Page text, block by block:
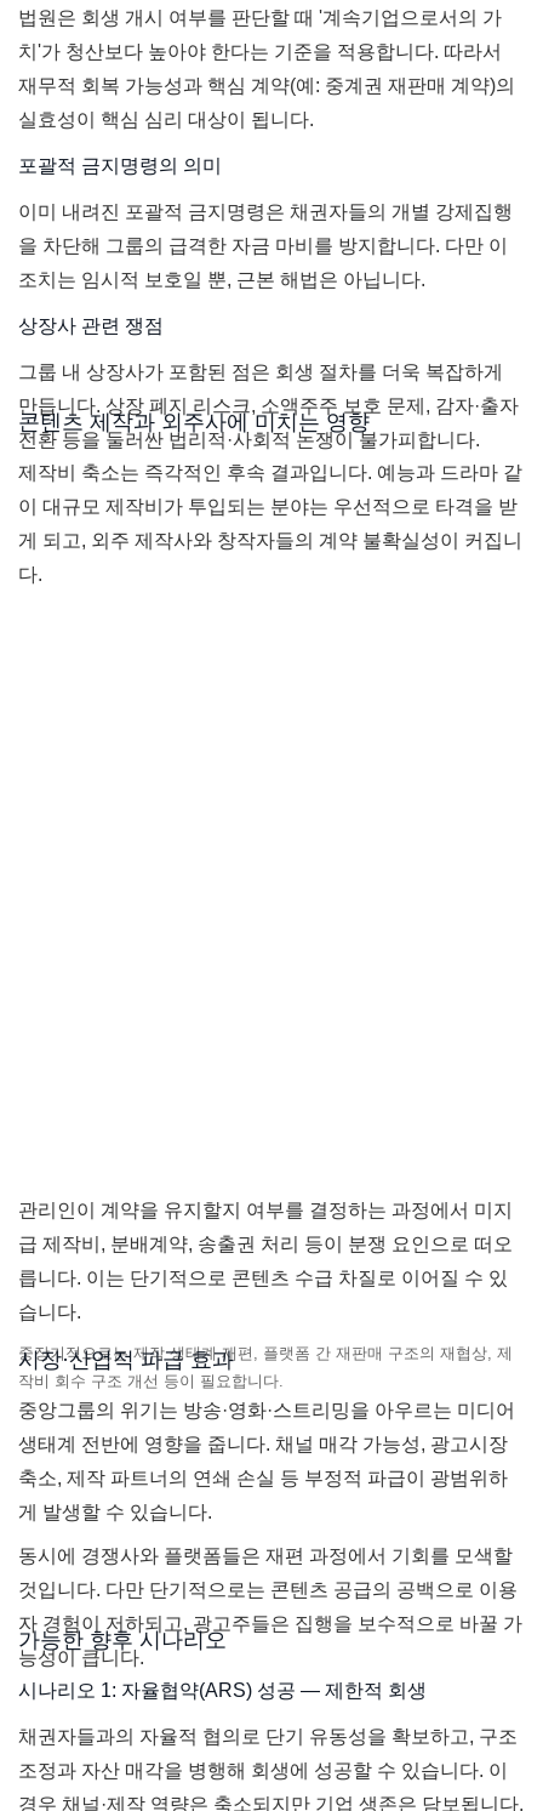
법원은 회생 개시 여부를 판단할 때 '계속기업으로서의 가
치'가 청산보다 높아야 한다는 기준을 적용합니다. 따라서
재무적 회복 가능성과 핵심 계약(예: 중계권 재판매 계약)의
실효성이 핵심 심리 대상이 됩니다.
포괄적 금지명령의 의미
이미 내려진 포괄적 금지명령은 채권자들의 개별 강제집행
을 차단해 그룹의 급격한 자금 마비를 방지합니다. 다만 이
조치는 임시적 보호일 뿐, 근본 해법은 아닙니다.
상장사 관련 쟁점
그룹 내 상장사가 포함된 점은 회생 절차를 더욱 복잡하게
만듭니다. 상장 폐지 리스크, 소액주주 보호 문제, 감자·출자
전환 등을 둘러싼 법리적·사회적 논쟁이 불가피합니다.
콘텐츠 제작과 외주사에 미치는 영향
제작비 축소는 즉각적인 후속 결과입니다. 예능과 드라마 같
이 대규모 제작비가 투입되는 분야는 우선적으로 타격을 받
게 되고, 외주 제작사와 창작자들의 계약 불확실성이 커집니
다.
관리인이 계약을 유지할지 여부를 결정하는 과정에서 미지
급 제작비, 분배계약, 송출권 처리 등이 분쟁 요인으로 떠오
릅니다. 이는 단기적으로 콘텐츠 수급 차질로 이어질 수 있
습니다.
중장기적으로는 제작 생태계 재편, 플랫폼 간 재판매 구조의 재협상, 제
작비 회수 구조 개선 등이 필요합니다.
시장·산업적 파급 효과
중앙그룹의 위기는 방송·영화·스트리밍을 아우르는 미디어
생태계 전반에 영향을 줍니다. 채널 매각 가능성, 광고시장
축소, 제작 파트너의 연쇄 손실 등 부정적 파급이 광범위하
게 발생할 수 있습니다.
동시에 경쟁사와 플랫폼들은 재편 과정에서 기회를 모색할
것입니다. 다만 단기적으로는 콘텐츠 공급의 공백으로 이용
자 경험이 저하되고, 광고주들은 집행을 보수적으로 바꿀 가
능성이 큽니다.
가능한 향후 시나리오
시나리오 1: 자율협약(ARS) 성공 — 제한적 회생
채권자들과의 자율적 협의로 단기 유동성을 확보하고, 구조
조정과 자산 매각을 병행해 회생에 성공할 수 있습니다. 이
경우 채널·제작 역량은 축소되지만 기업 생존은 담보됩니다.